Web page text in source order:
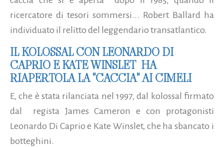
ricercatore di tesori sommersi... Robert Ballard ha
individuato il relitto del leggendario transatlantico.
IL KOLOSSAL CON LEONARDO DI
CAPRIO E KATE WINSLET HA
RIAPERTOLA LA "CACCIA" AI CIMELI
E, che è stata rilanciata nel 1997, dal kolossal firmato
dal regista James Cameron e con protagonisti
Leonardo Di Caprio e Kate Winslet, che ha sbancato i
botteghini.